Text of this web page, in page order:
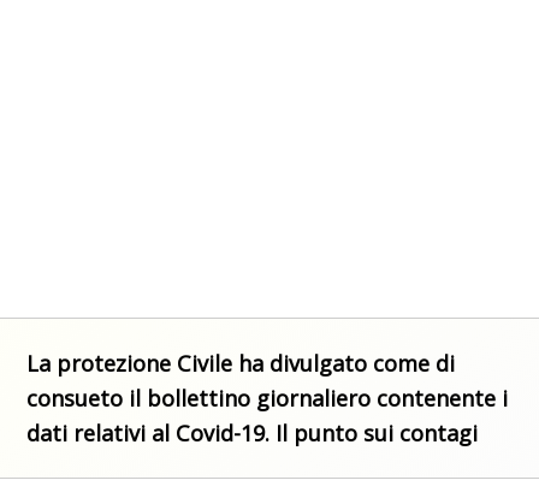
La protezione Civile ha divulgato come di
consueto il bollettino giornaliero contenente i
dati relativi al Covid-19. Il punto sui contagi